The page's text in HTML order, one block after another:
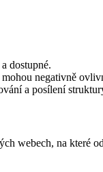
dostupné.
negativně
a posílení
webech, na které